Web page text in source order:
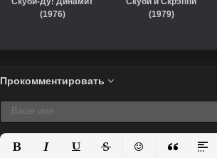
(1976)
(1979)
Прокомментировать